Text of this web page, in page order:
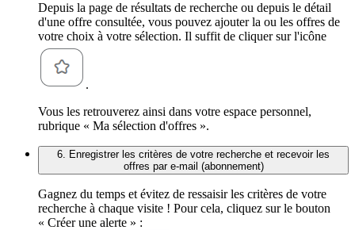
Depuis la page de résultats de recherche ou depuis le détail
d'une offre consultée, vous pouvez ajouter la ou les offres de
votre choix à votre sélection. Il suffit de cliquer sur l'icône
.
Vous les retrouverez ainsi dans votre espace personnel,
rubrique « Ma sélection d'offres ».
6. Enregistrer les critères de votre recherche et recevoir les
offres par e-mail (abonnement)
Gagnez du temps et évitez de ressaisir les critères de votre
recherche à chaque visite ! Pour cela, cliquez sur le bouton
« Créer une alerte » :